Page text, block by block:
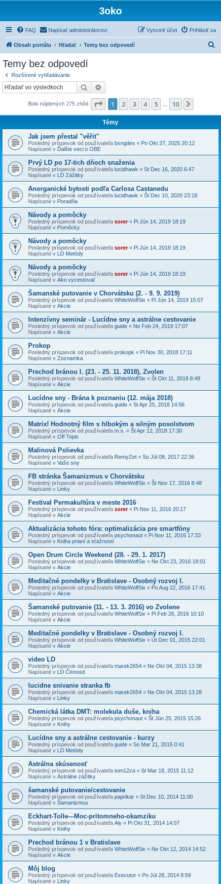
3oko
FAQ Napísať administrátorovi Prihlásiť sa
Vytvoriť účet
Obsah portálu Hľadať Temy bez odpovedí
Temy bez odpovedí
Rozšírené vyhľadávanie
Hľadať
Bolo nájdených 275 zhôd Strana1 z10
1 2 3 4 5 10
Témy
Jak jsem přestal "věřit"
Posledný príspevok od používateľa bxngdes « Po Okt 27, 2025 20:12
Napísané v Ďalšie veci o OBE
Prvý LD po 17-tich dňoch snaženia
Posledný príspevok od používateľa lucidhawk « St Dec 16, 2020 6:47
Napísané v LD Zážitky
Anorganické bytosti podľa Carlosa Castanedu
Posledný príspevok od používateľa lucidhawk « Št Dec 10, 2020 23:18
Napísané v Poradňa
Návody a pomôcky
Posledný príspevok od používateľa sorer« Pi Jún 14, 2019 18:19
Napísané v Pomôcky
Návody a pomôcky
Posledný príspevok od používateľa sorer« Pi Jún 14, 2019 18:19
Napísané v LD Metódy
Návody a pomôcky
Posledný príspevok od používateľa sorer« Pi Jún 14, 2019 18:19
Napísané v Ako vycestovať
Šamanské putovanie v Chorvátsku (2. - 9. 9. 2019)
Posledný príspevok od používateľa WhiteWolfSix « Pi Jún 14, 2019 15:07
Napísané v Akcie
Intenzívny seminár - Lucídne sny a astrálne cestovanie
Posledný príspevok od používateľa guide « Ne Feb 24, 2019 17:07
Napísané v Akcie
Prokop
Posledný príspevok od používateľa prokopk « Pi Nov 30, 2018 17:11
Napísané v Zoznamka
Prechod bránou I. (23. - 25. 11. 2018), Zvolen
Posledný príspevok od používateľa WhiteWolfSix « Št Okt 11, 2018 8:48
Napísané v Akcie
Lucídne sny - Brána k poznaniu (12. mája 2018)
Posledný príspevok od používateľa guide « St Apr 25, 2018 14:56
Napísané v Akcie
Matrix! Hodnotný film s hlbokým a silným posolstvom
Posledný príspevok od používateľa m.s. « Št Apr 12, 2018 17:30
Napísané v Off Topic
Malinová Polievka
Posledný príspevok od používateľa RemyZet « So Júl 08, 2017 22:36
Napísané v Vaše sny
FB stránka Šamanizmus v Chorvátsku
Posledný príspevok od používateľa WhiteWolfSix « Št Nov 17, 2016 8:48
Napísané v Linky
Festival Permakultúra v meste 2016
Posledný príspevok od používateľa sorer« Pi Nov 11, 2016 20:17
Napísané v Akcie
Aktualizácia tohoto fóra: optimalizácia pre smartfóny
Posledný príspevok od používateľa psychonaut « Pi Nov 11, 2016 17:33
Napísané v Kniha prianí a sťažností
Open Drum Circle Weekend (28. - 29. 1. 2017)
Posledný príspevok od používateľa WhiteWolfSix « Ne Okt 23, 2016 18:01
Napísané v Akcie
Meditačné pondelky v Bratislave - Osobný rozvoj I.
Posledný príspevok od používateľa WhiteWolfSix « Po Aug 22, 2016 17:41
Napísané v Akcie
Šamanské putovanie (11. - 13. 3. 2016) vo Zvolene
Posledný príspevok od používateľa WhiteWolfSix « Pi Feb 26, 2016 10:10
Napísané v Akcie
Meditačné pondelky v Bratislave - Osobný rozvoj I.
Posledný príspevok od používateľa WhiteWolfSix « Ut Dec 01, 2015 22:01
Napísané v Akcie
video LD
Posledný príspevok od používateľa marek2654 « Ne Okt 04, 2015 13:38
Napísané v LD Činnosti
lucidne snivanie stranka fb
Posledný príspevok od používateľa marek2654 « Ne Okt 04, 2015 13:28
Napísané v Linky
Chemická látka DMT: molekula duše, kniha
Posledný príspevok od používateľa psychonaut « Št Jún 25, 2015 15:26
Napísané v Knihy
Lucídne sny a astrálne cestovanie - kurzy
Posledný príspevok od používateľa guide « So Mar 21, 2015 0:41
Napísané v LD Metódy
Astrálna skúsenosť
Posledný príspevok od používateľa tom12za « St Mar 18, 2015 11:12
Napísané v Astrálne zážitky
šamanské putovanie/cestovanie
Posledný príspevok od používateľa paprikar « St Dec 10, 2014 11:00
Napísané v Šamanizmus
Eckhart-Tolle---Moc-pritomneho-okamziku
Posledný príspevok od používateľa Aiy « Pi Okt 31, 2014 14:07
Napísané v Knihy
Prechod bránou 1 v Bratislave
Posledný príspevok od používateľa WhiteWolfSix « Ne Okt 12, 2014 14:52
Napísané v Akcie
Môj blog
Posledný príspevok od používateľa Executor « Po Júl 28, 2014 8:59
Napísané v Linky